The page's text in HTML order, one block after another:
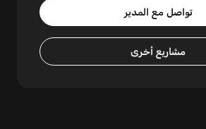
تواصل مع المدير
مشاريع أخرى